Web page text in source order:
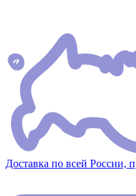
Доставка по всей России,